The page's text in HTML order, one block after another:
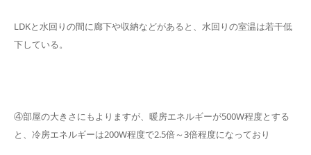
LDKと水回りの間に廊下や収納などがあると、水回りの室温は若干低
下している。
④部屋の大きさにもよりますが、暖房エネルギーが500W程度とする
と、冷房エネルギーは200W程度で2.5倍～3倍程度になっており